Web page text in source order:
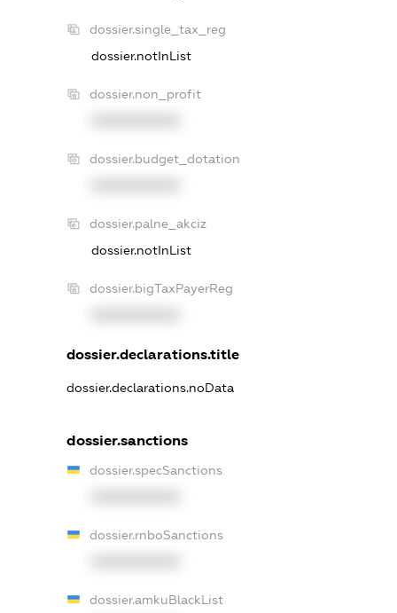
dossier.single_tax_reg
dossier.notInList
dossier.non_profit
dossier.budget_dotation
dossier.palne_akciz
dossier.notInList
dossier.bigTaxPayerReg
dossier.declarations.title
dossier.declarations.noData
dossier.sanctions
dossier.specSanctions
dossier.rnboSanctions
dossier.amkuBlackList